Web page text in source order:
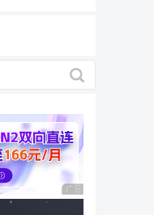
广告 商业广告，理性